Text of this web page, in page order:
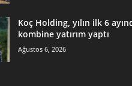
Koç Holding, yılın ilk 6
kombine yatırım yaptı
Ağustos 6, 2026